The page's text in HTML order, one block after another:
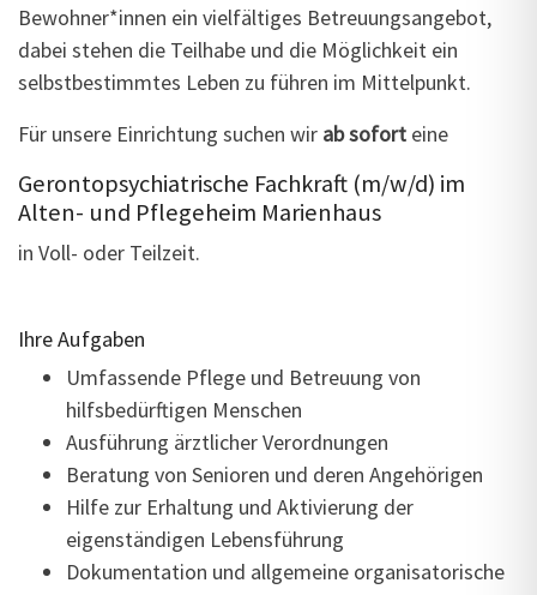
Bewohner*innen ein vielfältiges Betreuungsangebot,
dabei stehen die Teilhabe und die Möglichkeit ein
selbstbestimmtes Leben zu führen im Mittelpunkt.
Für unsere Einrichtung suchen wir ab sofort eine
Gerontopsychiatrische Fachkraft (m/w/d) im
Alten- und Pflegeheim Marienhaus
in Voll- oder Teilzeit.
Ihre Aufgaben
Umfassende Pflege und Betreuung von
hilfsbedürftigen Menschen
Ausführung ärztlicher Verordnungen
Beratung von Senioren und deren Angehörigen
Hilfe zur Erhaltung und Aktivierung der
eigenständigen Lebensführung
Dokumentation und allgemeine organisatorische